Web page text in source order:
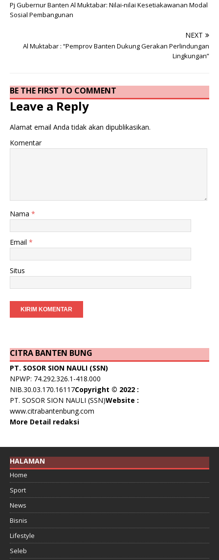
Pj Gubernur Banten Al Muktabar: Nilai-nilai Kesetiakawanan Modal
Sosial Pembangunan
NEXT
Al Muktabar : “Pemprov Banten Dukung Gerakan Perlindungan
Lingkungan”
BE THE FIRST TO COMMENT
Leave a Reply
Alamat email Anda tidak akan dipublikasikan.
Komentar
Nama *
Email *
Situs
CITRA BANTEN BUNG
PT. SOSOR SION NAULI (SSN)
NPWP: 74.292.326.1-418.000
NIB.30.03.170.16117Copyright © 2022 :
PT. SOSOR SION NAULI (SSN)Website :
www.citrabantenbung.com
More Detail redaksi
HALAMAN
Home
Sport
News
Bisnis
Lifestyle
Seleb